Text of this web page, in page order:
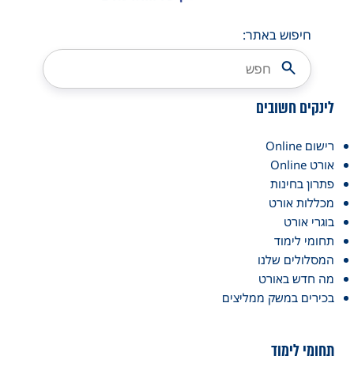
חיפוש באתר:
לינקים חשובים
רישום Online
אורט Online
פתרון בחינות
מכללות אורט
בוגרי אורט
תחומי לימוד
המסלולים שלנו
מה חדש באורט
בכירים במשק ממליצים
תחומי לימוד